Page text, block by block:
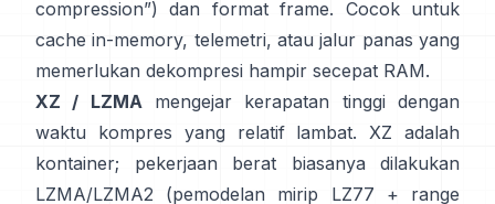
compression”) dan format frame. Cocok untuk
cache in-memory, telemetri, atau jalur panas yang
memerlukan dekompresi hampir secepat RAM.
XZ / LZMAmengejar kerapatan tinggi dengan
waktu kompres yang relatif lambat. XZ adalah
kontainer; pekerjaan berat biasanya dilakukan
LZMA/LZMA2 (pemodelan mirip LZ77 + range